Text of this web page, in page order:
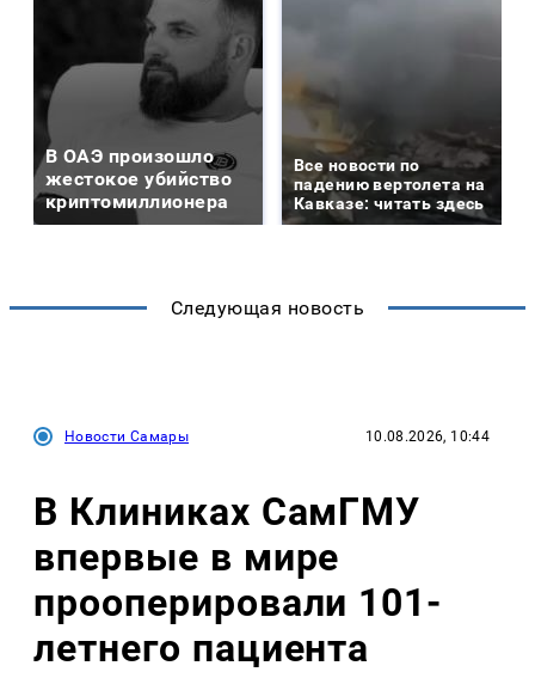
В ОАЭ произошло
жестокое убийство
криптомиллионера
Все новости по
падению вертолета на
Кавказе: читать здесь
Следующая новость
Новости Самары 10.08.2026, 10:44
В Клиниках СамГМУ
впервые в мире
прооперировали 101-
летнего пациента